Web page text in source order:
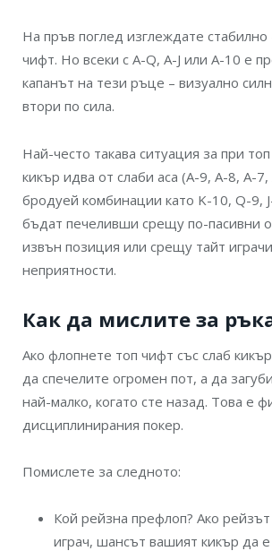
На пръв поглед изглеждате стабилно
чифт. Но всеки с A-Q, A-J или A-10 е
капанът на тези ръце – визуално
втори по сила.
Най-често такава ситуация за при
кикър идва от слаби аса (A-9, A-8, A-
бродуей комбинации като K-10, Q-9,
бъдат печеливши срещу по-пасивни
извън позиция или срещу тайт
неприятности.
Как да мислите за
Ако флопнете топ чифт със слаб
да спечелите огромен пот, а да
най-малко, когато сте назад. Това е
дисциплинирания покер.
Помислете за следното:
Кой рейзна префлоп? Ако рейзът
играч, шансът вашият кикър да